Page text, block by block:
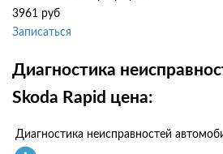
3961 руб
Записаться
Диагностика
Skoda Rapid цена:
Диагностика неисправностей